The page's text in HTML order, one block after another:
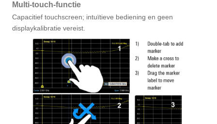
Multi-touch-functie
Capacitief touchscreen; intuïtieve bediening en geen
displaykalibratie vereist.